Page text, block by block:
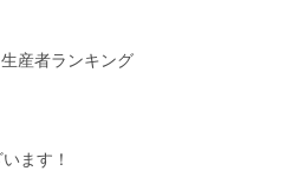
産者ランキング
ます！